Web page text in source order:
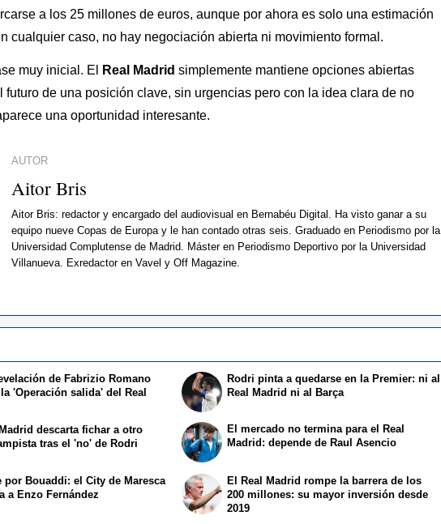
a los 25 millones de euros, aunque por ahora es solo una estimación
cualquier caso, no hay negociación abierta ni movimiento formal.
muy inicial. El Real Madrid simplemente mantiene opciones abiertas
futuro de una posición clave, sin urgencias pero con la idea clara de no
una oportunidad interesante.
AUTOR
Aitor Bris
Aitor Bris: redactor y encargado del audiovisual en Bernabéu Digital. Ha visto ganar a su
equipo nueve Copas de Europa y le han contado otras seis. Graduado en Periodismo por la
Universidad Complutense de Madrid. Máster en Periodismo Deportivo por la Universidad
Villanueva. Exredactor en Vavel y Off Magazine.
de Fabrizio Romano
'Operación salida' del Real
descarta fichar a otro
tras el 'no' de Rodri
Rodri pinta a quedarse en la Premier: ni al
Real Madrid ni al Barça
El mercado no termina para el Real
Madrid: depende de Raul Asencio
por Bouaddi: el City de Maresca
a Enzo Fernández
El Real Madrid rompe la barrera de los
200 millones: su mayor inversión desde
2019